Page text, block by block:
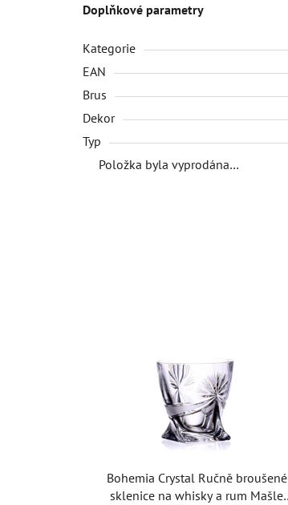
Doplňkové parametry
Kategorie
EAN
Brus
Dekor
Typ
Položka byla vyprodána…
Bohemia Crystal Ručně broušené
sklenice na whisky a rum Mašle